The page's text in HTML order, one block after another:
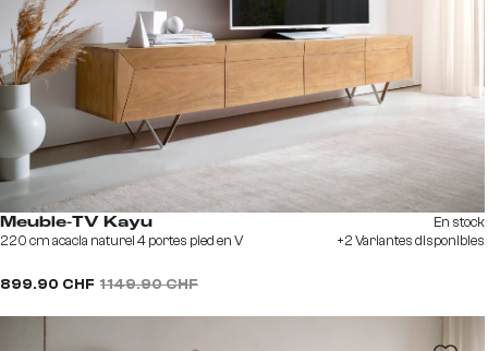
Meuble-TV Kayu
220 cm acacia naturel 4 portes pied en V
899.90 CHF 1 149.90 CHF
En stock
+2 Variantes disponibles